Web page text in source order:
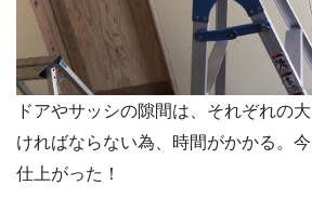
ドアやサッシの隙間は、それぞれの
ければならない為、時間がかかる。
仕上がった！